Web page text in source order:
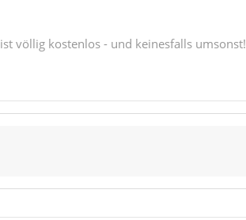
ist völlig kostenlos - und keinesfalls umsonst!